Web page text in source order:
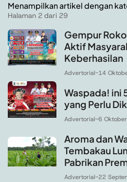
Menampilkan artikel dengan
Halaman 2 dari 29
Gempur
Aktif
Keberhasilan
Advertorial-14
Waspada! ini
yang Perlu
Advertorial-6
Aroma dan
Tembakau
Pabrikan
Advertorial-22